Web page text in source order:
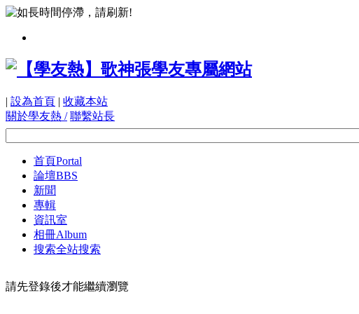
| 設為首頁 | 收藏本站
關於學友熱 / 聯繫站長
首頁Portal
論壇BBS
新聞
專輯
資訊室
相冊Album
搜索全站搜索
請先登錄後才能繼續瀏覽